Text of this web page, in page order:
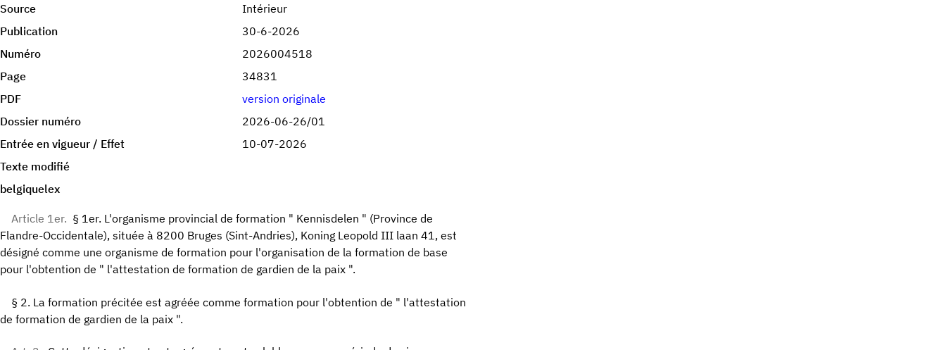
Source
Intérieur
Publication
30-6-2026
Numéro
2026004518
Page
34831
PDF
version originale
Dossier numéro
2026-06-26/01
Entrée en vigueur / Effet
10-07-2026
Texte modifié
belgiquelex
Article 1er. § 1er. L'organisme provincial de formation " Kennisdelen " (Province de
Flandre-Occidentale), située à 8200 Bruges (Sint-Andries), Koning Leopold III laan 41, est
désigné comme une organisme de formation pour l'organisation de la formation de base
pour l'obtention de " l'attestation de formation de gardien de la paix ".
§ 2. La formation précitée est agréée comme formation pour l'obtention de " l'attestation
de formation de gardien de la paix ".